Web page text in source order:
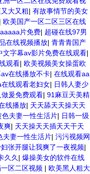
大又粗| 有故事情节的美女
| 欧美国产一区二区三区在线
片免费| 超碰在线97男
在线视频播放| 青青青国产
文字幕av影片免费在线观看|
观看| 欧美视频美女操蛋欧
在线播放不卡| 在线观看aa
线观看老妇女| 日韩人妻少
做爰免费观看| 91麻豆天美精
线播放| 天天舔天天操天天
色夫妻一性生活片| 日韩一级
爽| 天天操天天插天天干天
夫妻一性生活片| 污污视频网
妇张开腿让我爽了一夜视频|
久久 | 爆操美女的软件在线
区二区视频 | 欧美黑人粗大